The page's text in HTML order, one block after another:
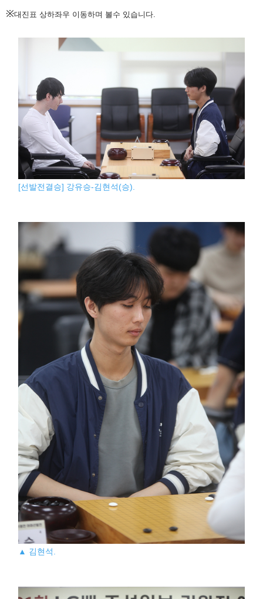
※대진표 상하좌우 이동하며 볼수 있습니다.
[선발전결승] 강유승-김현석(승).
▲ 김현석.